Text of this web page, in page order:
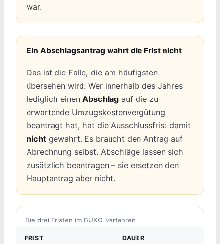
war.
Ein Abschlagsantrag wahrt die Frist nicht
Das ist die Falle, die am häufigsten
übersehen wird: Wer innerhalb des Jahres
lediglich einen Abschlagauf die zu
erwartende Umzugskostenvergütung
beantragt hat, hat die Ausschlussfrist damit
nichtgewahrt. Es braucht den Antrag auf
Abrechnung selbst. Abschläge lassen sich
zusätzlich beantragen – sie ersetzen den
Hauptantrag aber nicht.
Die drei Fristen im BUKG-Verfahren
FRIST DAUER